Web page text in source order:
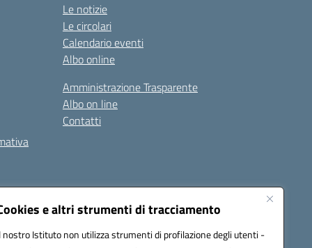
e altri strumenti di tracciamento
nostro Istituto non utilizza strumenti di profilazione degli utenti -
Le notizie
Le circolari
Calendario eventi
Albo online
Amministrazione Trasparente
Albo on line
Contatti